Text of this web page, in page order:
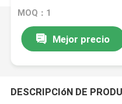
MOQ：1
Mejor precio
DESCRIPCIóN DE